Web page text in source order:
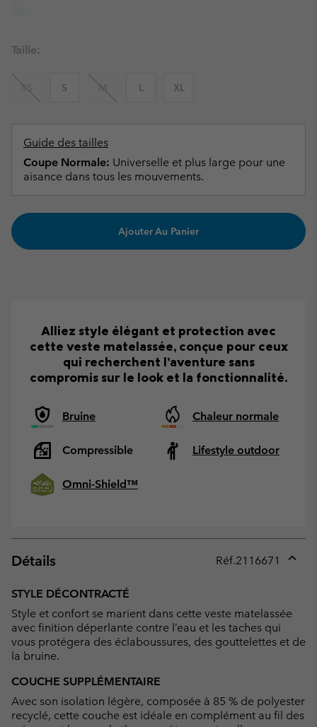
Taille:
XS S M L XL
Guide des tailles
Coupe Normale: Universelle et plus large pour une
aisance dans tous les mouvements.
Ajouter Au Panier
Alliez style élégant et protection avec
cette veste matelassée, conçue pour ceux
qui recherchent l’aventure sans
compromis sur le look et la fonctionnalité.
Bruine Chaleur normale
Compressible Lifestyle outdoor
Omni-Shield™
Détails Réf.2116671
STYLE DÉCONTRACTÉ
Style et confort se marient dans cette veste matelassée
avec finition déperlante contre l’eau et les taches qui
vous protégera des éclaboussures, des gouttelettes et de
la bruine.
COUCHE SUPPLÉMENTAIRE
Avec son isolation légère, composée à 85 % de polyester
recyclé, cette couche est idéale en complément au fil des